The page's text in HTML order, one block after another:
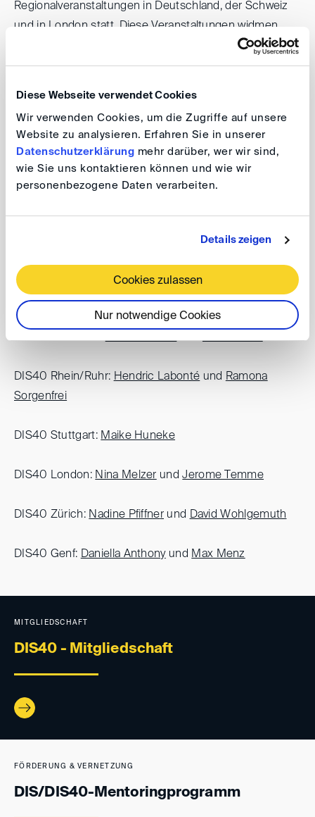
Diese Webseite verwendet Cookies
Wir verwenden Cookies, um die Zugriffe auf unsere
Website zu analysieren. Erfahren Sie in unserer
Datenschutzerklärung mehr darüber, wer wir sind,
wie Sie uns kontaktieren können und wie wir
personenbezogene Daten verarbeiten.
Details zeigen
Cookies zulassen
Nur notwendige Cookies
Regionalveranstaltungen in Deutschland, der Schweiz
und in London statt. Diese Veranstaltungen widmen
sich aktuellen Themen der Schiedsgerichtsbarkeit
sowie der Aus- und Fortbildung junger Kollegen. Die
DIS40-Regionalkoordinatoren
undLaura Reichen
DIS40 Nord: Nicole GrohmannundMatthias von
Kossak
DIS40 Rhein/Ruhr: Hendric Labonté und Ramona
Sorgenfrei
DIS40 Stuttgart: Maike Huneke
DIS40 London: Nina Melzer undJerome Temme
DIS40 Zürich: Nadine Pfiffner und David Wohlgemuth
DIS40 Genf: Daniella Anthonyund Max Menz
MITGLIEDSCHAFT
DIS40 - Mitgliedschaft
FÖRDERUNG & VERNETZUNG
DIS/DIS40-Mentoringprogramm